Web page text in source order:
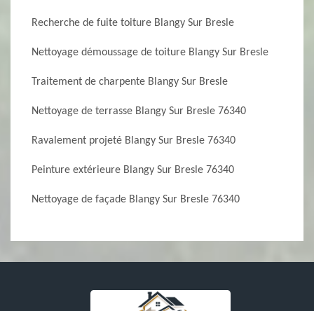
Recherche de fuite toiture Blangy Sur Bresle
Nettoyage démoussage de toiture Blangy Sur Bresle
Traitement de charpente Blangy Sur Bresle
Nettoyage de terrasse Blangy Sur Bresle 76340
Ravalement projeté Blangy Sur Bresle 76340
Peinture extérieure Blangy Sur Bresle 76340
Nettoyage de façade Blangy Sur Bresle 76340